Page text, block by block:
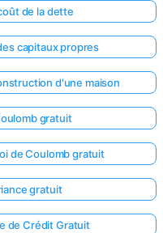
de la dette
capitaux propres
d'une maison
gratuit
de Coulomb gratuit
gratuit
de Crédit Gratuit